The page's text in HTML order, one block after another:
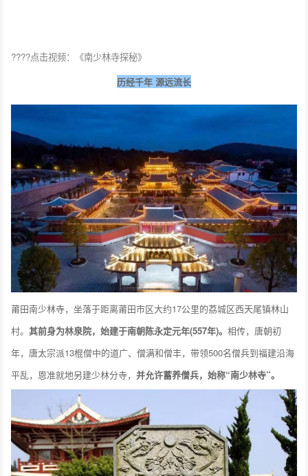
????点击视频：《南少林寺探秘》
历经千年 源远流长
莆田南少林寺，坐落于距离莆田市区大约17公里的荔城区西天尾镇林山
村。其前身为林泉院，始建于南朝陈永定元年(557年)。相传，唐朝初
年，唐太宗派13棍僧中的道广、僧满和僧丰，带领500名僧兵到福建沿海
平乱，恩准就地另建少林分寺，并允许蓄养僧兵，始称“南少林寺”。